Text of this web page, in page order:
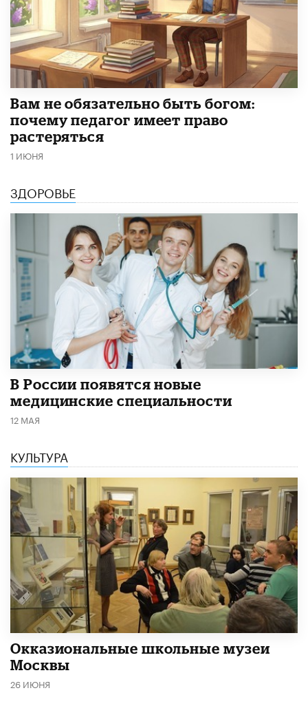
​Вам не обязательно быть богом:
почему педагог имеет право
растеряться
1 ИЮНЯ
ЗДОРОВЬЕ
В России появятся новые
медицинские специальности
12 МАЯ
КУЛЬТУРА
​Окказиональные школьные музеи
Москвы
26 ИЮНЯ